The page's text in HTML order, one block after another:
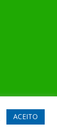
ACEITO